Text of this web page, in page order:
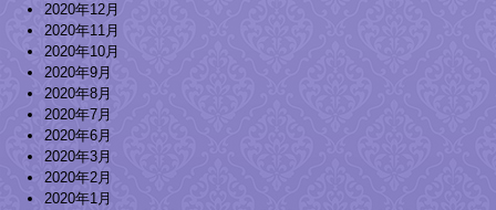
2020年12月
2020年11月
2020年10月
2020年9月
2020年8月
2020年7月
2020年6月
2020年3月
2020年2月
2020年1月